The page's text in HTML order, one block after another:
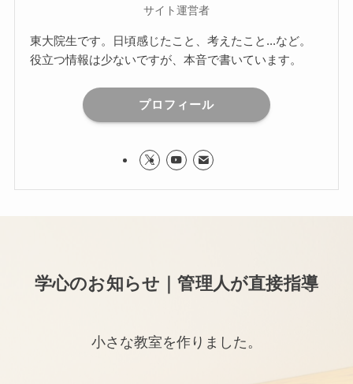
サイト運営者
東大院生です。日頃感じたこと、考えたこと...など。
役立つ情報は少ないですが、本音で書いています。
プロフィール
学心のお知らせ｜管理人が直接指導
小さな教室を作りました。